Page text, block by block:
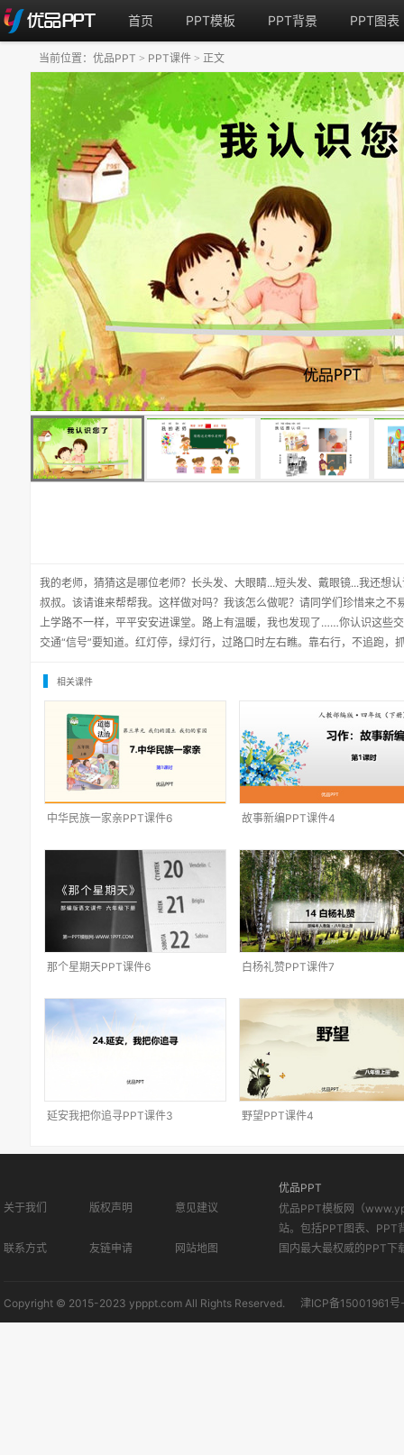
首页 PPT模板 PPT背景 PPT图表
我的老师，猜猜这是哪位老师？长头发、大眼睛...短头发、戴眼镜...我还想
叔叔。该请谁来帮帮我。这样做对吗？我该怎么做呢？请同学们珍惜来之
上学路不一样，平平安安进课堂。路上有温暖，我也发现了……你认识这些
交通“信号”要知道。红灯停，绿灯行，过路口时左右瞧。靠右行，不追跑，
当前位置： 优品PPT > PPT课件 > 正文
相关课件
中华民族一家亲PPT课件6 故事新编PPT课件4
那个星期天PPT课件6 白杨礼赞PPT课件7
延安我把你追寻PPT课件3 野望PPT课件4
关于我们 版权声明 意见建议
联系方式 友链申请 网站地图
优品PPT
优品PPT模板网（
站。包括PPT图表、PPT
国内最大最权威的PPT下
Copyright © 2015-2023 ypppt.com All Rights Reserved. 津ICP备15001961号